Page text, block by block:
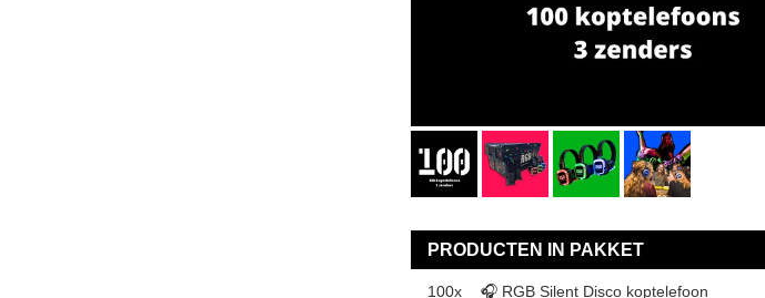
PRODUCTEN IN PAKKET
100x 🎧 RGB Silent Disco koptelefoon